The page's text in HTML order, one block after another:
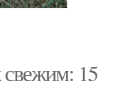
свежим: 15